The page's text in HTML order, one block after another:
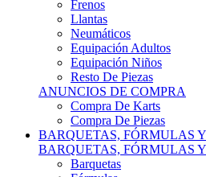
Frenos
Llantas
Neumáticos
Equipación Adultos
Equipación Niños
Resto De Piezas
ANUNCIOS DE COMPRA
Compra De Karts
Compra De Piezas
BARQUETAS, FÓRMULAS
BARQUETAS, FÓRMULAS
Barquetas